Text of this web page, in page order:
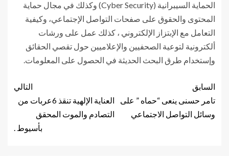
الحماية السيبرانية (Cyber Security) وكذلك في مجال حماية
المحتوى والحقوق على صفحات التواصل الإجتماعي، وكيفية
التعامل مع الإبتزاز الإلكتروني ، كذلك عمل على ورشات
ألكترونية لتوعية الصحفيين والإعلاميين حول تقصي الحقائق
وإستخدام طرق البحث الحديثة في الحصول على المعلومات.
السابق
تامر حسنى ينعى “حماه ” على
وسائل التواصل الاجتماعي
التالي
العناية الإلهية تنقذ 6عربات من
التصادم والموت المحقق
بأسيوط .